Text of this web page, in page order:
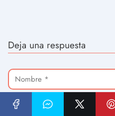
Deja una respuesta